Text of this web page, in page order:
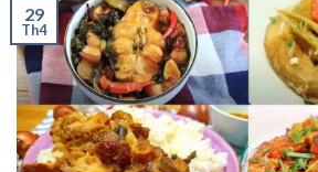
29
Th4